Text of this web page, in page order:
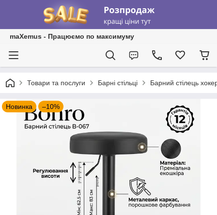
maXemus - Працюємо по максимуму
Товари та послуги Барні стільці Барний стілець
Новинка –10%